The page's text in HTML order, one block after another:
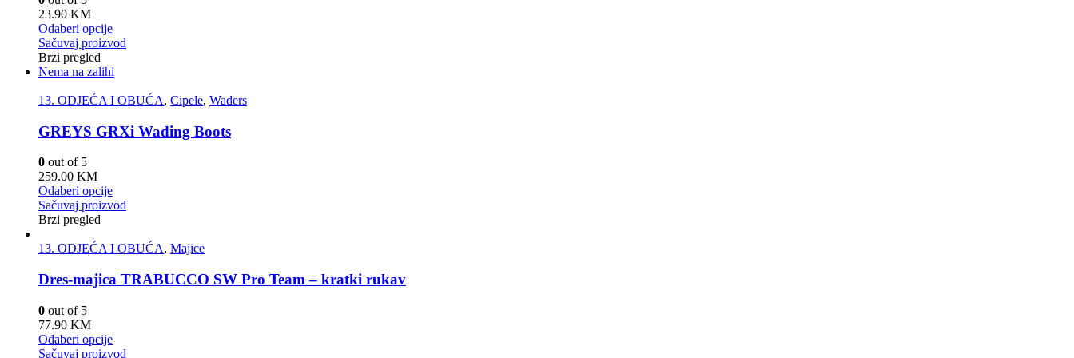
23.90 KM
Odaberi opcije
Sačuvaj proizvod
Brzi pregled
Nema na zalihi
13. ODJEĆA I OBUĆA, Cipele, Waders
GREYS GRXi Wading Boots
0 out of 5
259.00 KM
Odaberi opcije
Sačuvaj proizvod
Brzi pregled
13. ODJEĆA I OBUĆA, Majice
Dres-majica TRABUCCO SW Pro Team – kratki rukav
0 out of 5
77.90 KM
Odaberi opcije
Sačuvaj proizvod